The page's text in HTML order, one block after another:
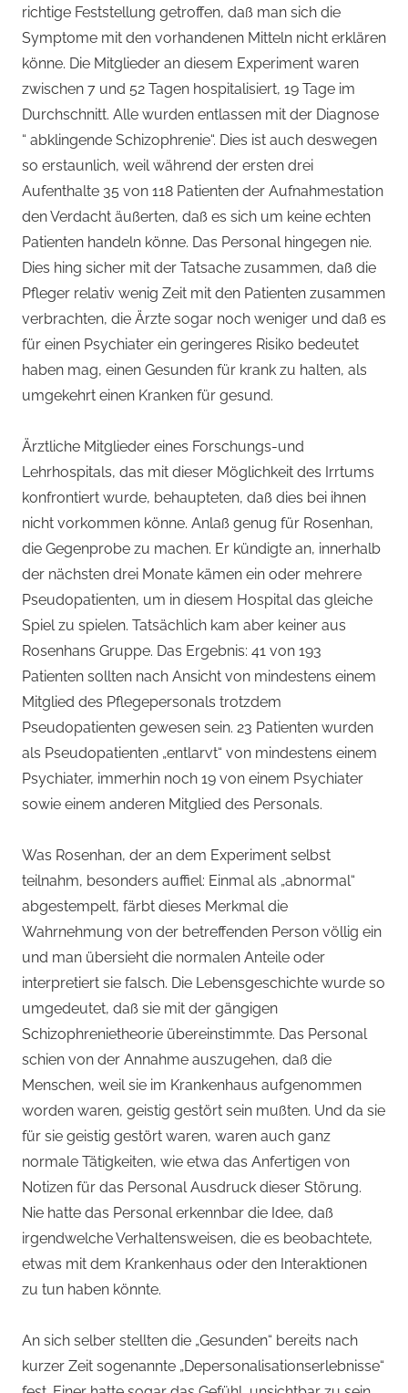
richtige Feststellung getroffen, daß man sich die
Symptome mit den vorhandenen Mitteln nicht erklären
könne. Die Mitglieder an diesem Experiment waren
zwischen 7 und 52 Tagen hospitalisiert, 19 Tage im
Durchschnitt. Alle wurden entlassen mit der Diagnose
“ abklingende Schizophrenie“. Dies ist auch deswegen
so erstaunlich, weil während der ersten drei
Aufenthalte 35 von 118 Patienten der Aufnahmestation
den Verdacht äußerten, daß es sich um keine echten
Patienten handeln könne. Das Personal hingegen nie.
Dies hing sicher mit der Tatsache zusammen, daß die
Pfleger relativ wenig Zeit mit den Patienten zusammen
verbrachten, die Ärzte sogar noch weniger und daß es
für einen Psychiater ein geringeres Risiko bedeutet
haben mag, einen Gesunden für krank zu halten, als
umgekehrt einen Kranken für gesund.
Ärztliche Mitglieder eines Forschungs-und
Lehrhospitals, das mit dieser Möglichkeit des Irrtums
konfrontiert wurde, behaupteten, daß dies bei ihnen
nicht vorkommen könne. Anlaß genug für Rosenhan,
die Gegenprobe zu machen. Er kündigte an, innerhalb
der nächsten drei Monate kämen ein oder mehrere
Pseudopatienten, um in diesem Hospital das gleiche
Spiel zu spielen. Tatsächlich kam aber keiner aus
Rosenhans Gruppe. Das Ergebnis: 41 von 193
Patienten sollten nach Ansicht von mindestens einem
Mitglied des Pflegepersonals trotzdem
Pseudopatienten gewesen sein. 23 Patienten wurden
als Pseudopatienten „entlarvt“ von mindestens einem
Psychiater, immerhin noch 19 von einem Psychiater
sowie einem anderen Mitglied des Personals.
Was Rosenhan, der an dem Experiment selbst
teilnahm, besonders auffiel: Einmal als „abnormal“
abgestempelt, färbt dieses Merkmal die
Wahrnehmung von der betreffenden Person völlig ein
und man übersieht die normalen Anteile oder
interpretiert sie falsch. Die Lebensgeschichte wurde so
umgedeutet, daß sie mit der gängigen
Schizophrenietheorie übereinstimmte. Das Personal
schien von der Annahme auszugehen, daß die
Menschen, weil sie im Krankenhaus aufgenommen
worden waren, geistig gestört sein mußten. Und da sie
für sie geistig gestört waren, waren auch ganz
normale Tätigkeiten, wie etwa das Anfertigen von
Notizen für das Personal Ausdruck dieser Störung.
Nie hatte das Personal erkennbar die Idee, daß
irgendwelche Verhaltensweisen, die es beobachtete,
etwas mit dem Krankenhaus oder den Interaktionen
zu tun haben könnte.
An sich selber stellten die „Gesunden“ bereits nach
kurzer Zeit sogenannte „Depersonalisationserlebnisse“